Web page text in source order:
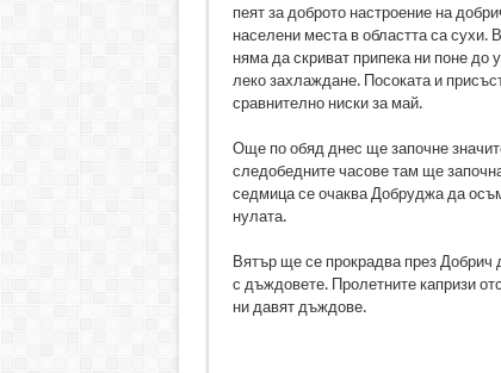
пеят за доброто настроение на
населени места в областта са сухи.
няма да скриват припека ни поне до
леко захлаждане. Посоката и
сравнително ниски за май.
Още по обяд днес ще започне
следобедните часове там ще
седмица се очаква Добруджа да
нулата.
Вятър ще се прокрадва през Добрич
с дъждовете. Пролетните капризи
ни давят дъждове.